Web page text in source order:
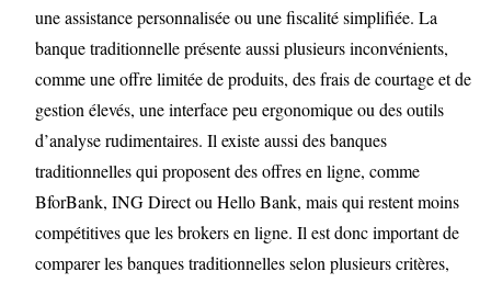
une assistance personnalisée ou une fiscalité simplifiée. La
banque traditionnelle présente aussi plusieurs inconvénients,
comme une offre limitée de produits, des frais de courtage et de
gestion élevés, une interface peu ergonomique ou des outils
d’analyse rudimentaires. Il existe aussi des banques
traditionnelles qui proposent des offres en ligne, comme
BforBank, ING Direct ou Hello Bank, mais qui restent moins
compétitives que les brokers en ligne. Il est donc important de
comparer les banques traditionnelles selon plusieurs critères,